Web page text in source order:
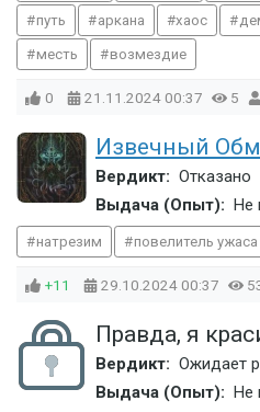
путь аркана хаос
месть возмездие
0 21.11.2024 00:37 5
Извечный
Вердикт: Отказано
Выдача (Опыт):
Не
натрезим повелитель ужаса
+11 29.10.2024 00:37
Правда, я
Вердикт: Ожидает
Выдача (Опыт):
Не